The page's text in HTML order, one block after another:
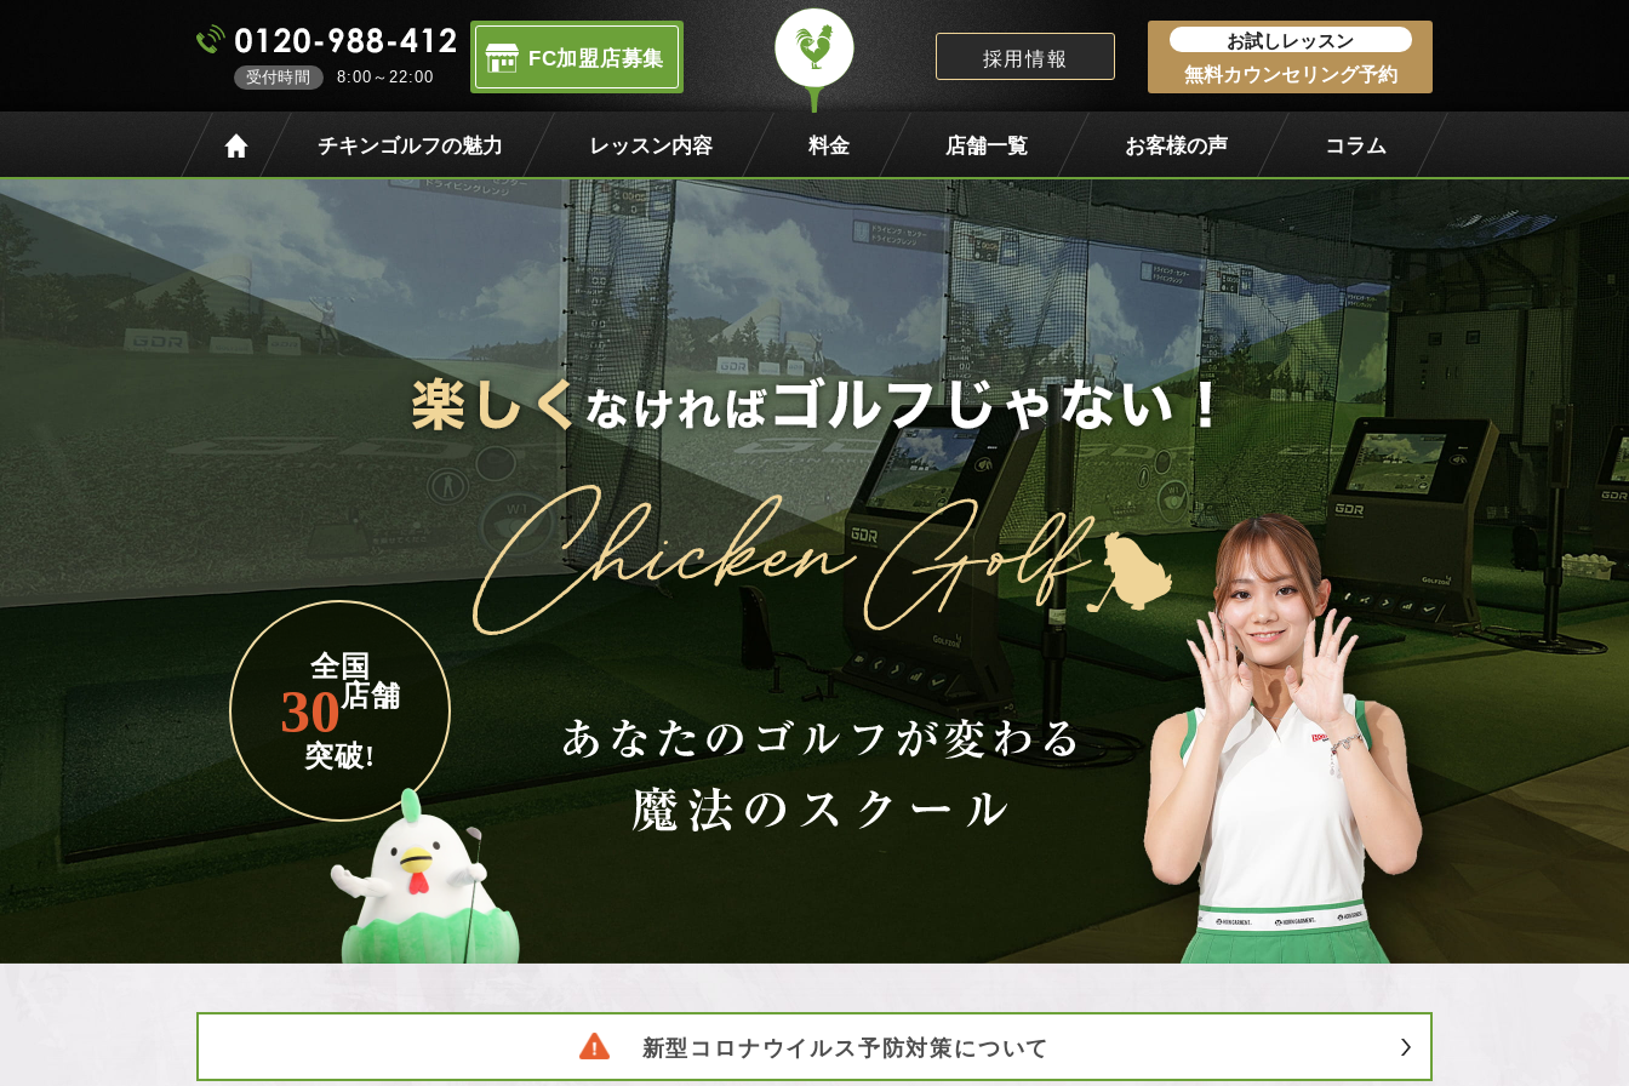
チキンゴルフの魅力 レッスン内容 料金 店舗一覧 お客様の声 コラム
受付時間 8:00～22:00
FC加盟店募集 採用情報
お試しレッスン
無料カウンセリング予約
全国
30店舗
突破!
新型コロナウイルス予防対策について